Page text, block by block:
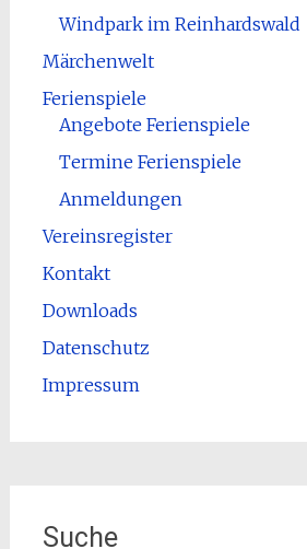
Windpark im Reinhardswald
Märchenwelt
Ferienspiele
Angebote Ferienspiele
Termine Ferienspiele
Anmeldungen
Vereinsregister
Kontakt
Downloads
Datenschutz
Impressum
Suche